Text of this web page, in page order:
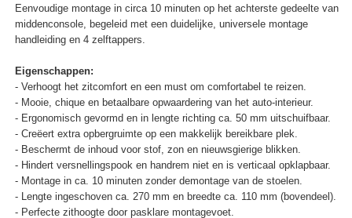
Eenvoudige montage in circa 10 minuten op het achterste gedeelte van
middenconsole, begeleid met een duidelijke, universele montage
handleiding en 4 zelftappers.
Eigenschappen:
- Verhoogt het zitcomfort en een must om comfortabel te reizen.
- Mooie, chique en betaalbare opwaardering van het auto-interieur.
- Ergonomisch gevormd en in lengte richting ca. 50 mm uitschuifbaar.
- Creëert extra opbergruimte op een makkelijk bereikbare plek.
- Beschermt de inhoud voor stof, zon en nieuwsgierige blikken.
- Hindert versnellingspook en handrem niet en is verticaal opklapbaar.
- Montage in ca. 10 minuten zonder demontage van de stoelen.
- Lengte ingeschoven ca. 270 mm en breedte ca. 110 mm (bovendeel).
- Perfecte zithoogte door pasklare montagevoet.